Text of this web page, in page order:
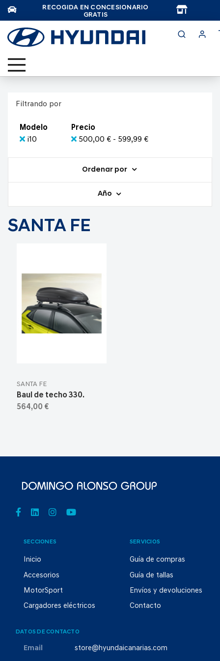
RECOGIDA EN CONCESIONARIO
GRATIS
Filtrando por
Modelo
i10
Precio
500,00 € - 599,99 €
Ordenar por
Año
SANTA FE
SANTA FE
Baul de techo 330.
564,00 €
SECCIONES
Inicio
Accesorios
MotorSport
Cargadores eléctricos
SERVICIOS
Guía de compras
Guía de tallas
Envíos y devoluciones
Contacto
DATOS DE CONTACTO
Email store@hyundaicanarias.com